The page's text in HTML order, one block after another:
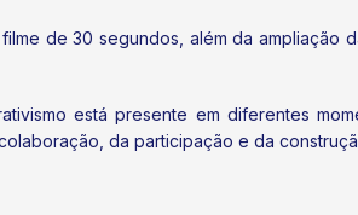
de 30 segundos, além da ampliação
está presente em diferentes
da participação e da